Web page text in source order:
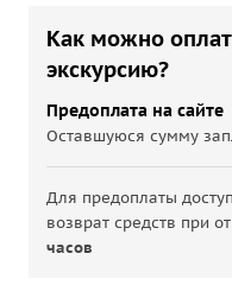
Как можно
экскурсию?
Предоплата на сайте
Оставшуюся сумму
Для предоплаты
возврат средств при
часов